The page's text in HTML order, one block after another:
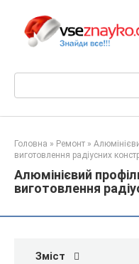
вмісту
Головна » Ремонт »
виготовлення радіусних
Алюмінієвий
виготовлення
Зміст